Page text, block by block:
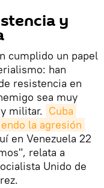
y
cumplido un papel
han
resistencia en
sea muy
militar. Cuba
la agresión
en Venezuela 22
relata a
Unido de